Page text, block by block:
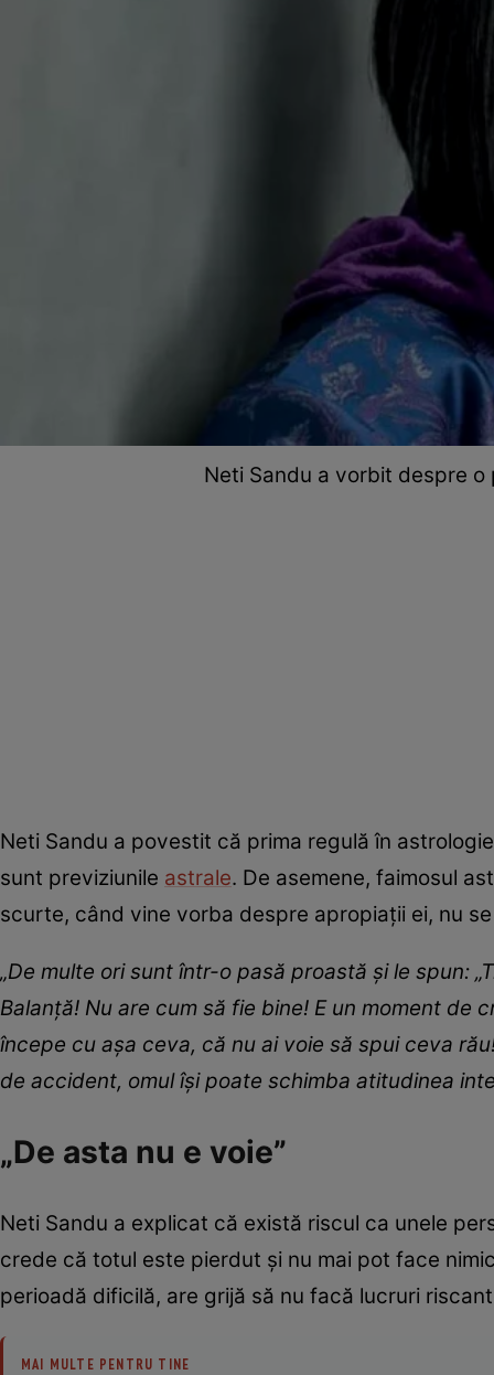
Neti Sandu a vorbit despre
Neti Sandu a povestit că prima regulă în
sunt previziunile astrale. De asemene, faimosul
scurte, când vine vorba despre apropiații ei, nu
„De multe ori sunt într-o pasă proastă și le spun:
Balanță! Nu are cum să fie bine! E un moment de
începe cu așa ceva, că nu ai voie să spui ceva
de accident, omul își poate schimba atitudinea
„De asta nu e voie”
Neti Sandu a explicat că există riscul ca unele
crede că totul este pierdut și nu mai pot face
perioadă dificilă, are grijă să nu facă lucruri
MAI MULTE PENTRU TINE